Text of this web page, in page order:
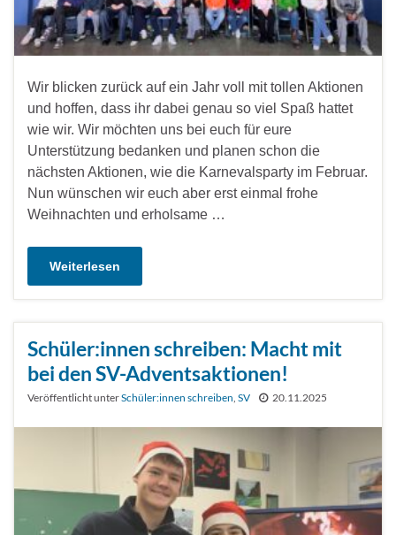
Wir blicken zurück auf ein Jahr voll mit tollen Aktionen
und hoffen, dass ihr dabei genau so viel Spaß hattet
wie wir. Wir möchten uns bei euch für eure
Unterstützung bedanken und planen schon die
nächsten Aktionen, wie die Karnevalsparty im Februar.
Nun wünschen wir euch aber erst einmal frohe
Weihnachten und erholsame …
Weiterlesen
Schüler:innen schreiben: Macht mit
bei den SV-Adventsaktionen!
Veröffentlicht unterSchüler:innen schreiben, SV 20.11.2025